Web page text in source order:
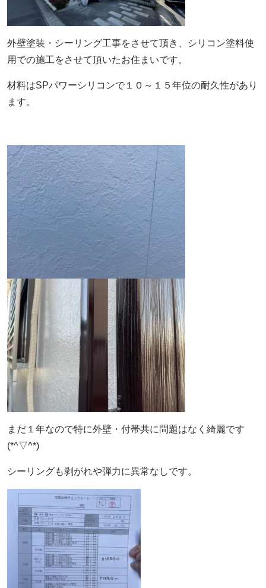
外壁塗装・シーリング工事をさせて頂き、シリコン塗料使
用での施工をさせて頂いたお住まいです。
材料はSPパワーシリコンで１０～１５年位の耐久性があり
ます。
まだ１年なので特に外壁・付帯共に問題はなく綺麗です
(*^▽^*)
シーリングも剥がれや弾力に異常なしです。